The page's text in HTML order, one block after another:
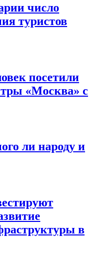
число
туристов
посетили
«Москва» с
ли народу и
в